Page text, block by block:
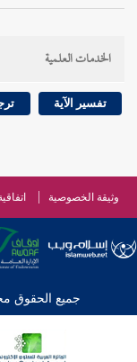
الخدمات العلمية
تفسير الآية
وثيقة الخصوصية
جميع الحقوق محفوظة © 2026 -